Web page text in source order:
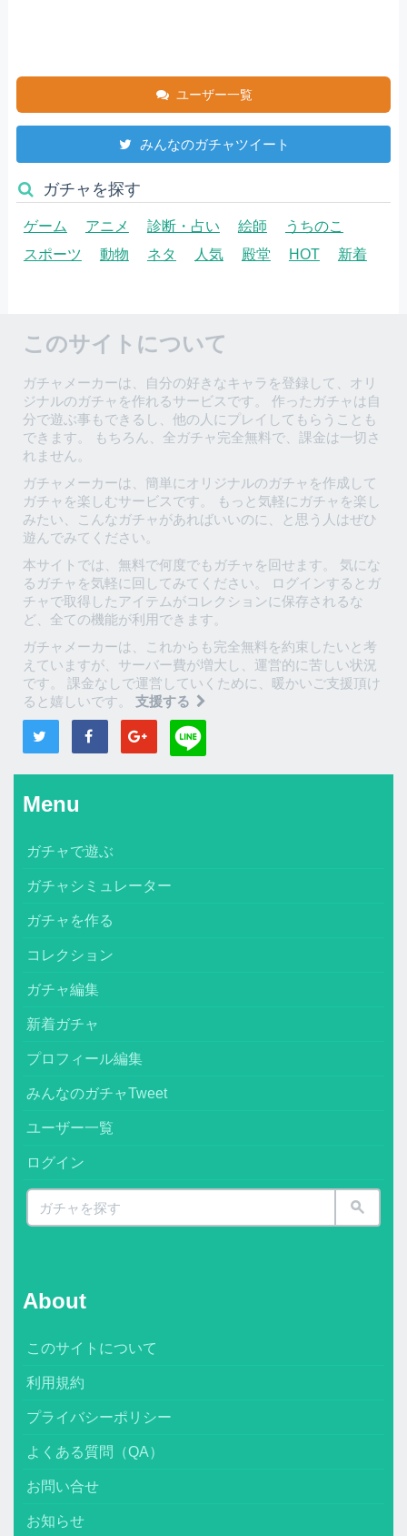
ユーザー一覧
みんなのガチャツイート
ガチャを探す
ゲーム アニメ 診断・占い 絵師
うちのこ
スポーツ
動物 ネタ 人気 殿堂 HOT 新着
このサイトについて
ガチャメーカーは、自分の好きなキャラを登録して、オリ
ジナルのガチャを作れるサービスです。 作ったガチャは自
分で遊ぶ事もできるし、他の人にプレイしてもらうことも
できます。 もちろん、全ガチャ完全無料で、課金は一切さ
れません。
ガチャメーカーは、簡単にオリジナルのガチャを作成して
ガチャを楽しむサービスです。 もっと気軽にガチャを楽し
みたい、こんなガチャがあればいいのに、と思う人はぜひ
遊んでみてください。
本サイトでは、無料で何度でもガチャを回せます。 気にな
るガチャを気軽に回してみてください。 ログインするとガ
チャで取得したアイテムがコレクションに保存されるな
ど、全ての機能が利用できます。
ガチャメーカーは、これからも完全無料を約束したいと考
えていますが、サーバー費が増大し、運営的に苦しい状況
です。 課金なしで運営していくために、暖かいご支援頂け
ると嬉しいです。 支援する
Menu
ガチャで遊ぶ
ガチャシミュレーター
ガチャを作る
コレクション
ガチャ編集
新着ガチャ
プロフィール編集
みんなのガチャTweet
ユーザー一覧
ログイン
About
このサイトについて
利用規約
プライバシーポリシー
よくある質問（QA）
お問い合せ
お知らせ